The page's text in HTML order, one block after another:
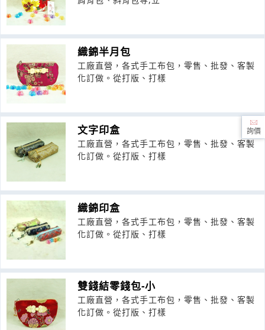
織錦半月包
工廠直營，各式手工布包，零售、批發、客製
化訂做。從打版、打樣
文字印盒
工廠直營，各式手工布包，零售、批發、客製
化訂做。從打版、打樣
織錦印盒
工廠直營，各式手工布包，零售、批發、客製
化訂做。從打版、打樣
雙錢結零錢包-小
工廠直營，各式手工布包，零售、批發、客製
化訂做。從打版、打樣
詢價